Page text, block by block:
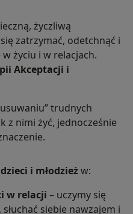
życzliwą
zatrzymać, odetchnąć i
życiu i w relacjach.
Akceptacji i
trudnych
z nimi żyć, jednocześnie
i młodzieżw:
w relacji – uczymy się
siebie nawzajem i